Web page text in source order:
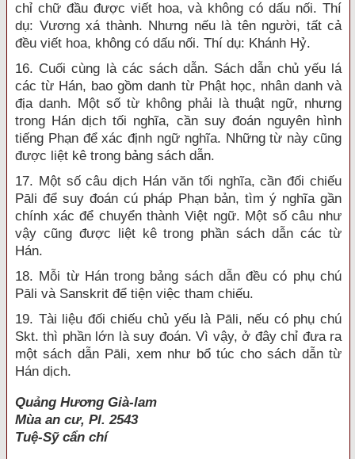
chỉ chữ đầu được viết hoa, và không có dấu nối. Thí
dụ: Vương xá thành. Nhưng nếu là tên người, tất cả
đều viết hoa, không có dấu nối. Thí dụ: Khánh Hỷ.
16. Cuối cùng là các sách dẫn. Sách dẫn chủ yếu lá
các từ Hán, bao gồm danh từ Phật học, nhân danh và
địa danh. Một số từ không phải là thuật ngữ, nhưng
trong Hán dịch tối nghĩa, cần suy đoán nguyên hình
tiếng Phạn để xác định ngữ nghĩa. Những từ này cũng
được liệt kê trong bảng sách dẫn.
17. Một số câu dịch Hán văn tối nghĩa, cần đối chiếu
Pāli để suy đoán cú pháp Phạn bản, tìm ý nghĩa gần
chính xác để chuyển thành Việt ngữ. Một số câu như
vậy cũng được liệt kê trong phần sách dẫn các từ
Hán.
18. Mỗi từ Hán trong bảng sách dẫn đều có phụ chú
Pāli và Sanskrit để tiện việc tham chiếu.
19. Tài liệu đối chiếu chủ yếu là Pāli, nếu có phụ chú
Skt. thì phần lớn là suy đoán. Vì vậy, ở đây chỉ đưa ra
một sách dẫn Pāli, xem như bổ túc cho sách dẫn từ
Hán dịch.
Quảng Hương Già-lam
Mùa an cư, Pl. 2543
Tuệ-Sỹ cẩn chí